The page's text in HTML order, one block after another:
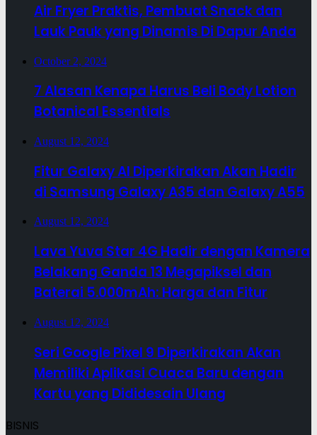
Air Fryer Praktis, Pembuat Snack dan
Lauk Pauk yang Dinamis Di Dapur Anda
October 2, 2024
7 Alasan Kenapa Harus Beli Body Lotion
Botanical Essentials
August 12, 2024
Fitur Galaxy AI Diperkirakan Akan Hadir
di Samsung Galaxy A35 dan Galaxy A55
August 12, 2024
Lava Yuva Star 4G Hadir dengan Kamera
Belakang Ganda 13 Megapiksel dan
Baterai 5.000mAh: Harga dan Fitur
August 12, 2024
Seri Google Pixel 9 Diperkirakan Akan
Memiliki Aplikasi Cuaca Baru dengan
Kartu yang Dididesain Ulang
BISNIS